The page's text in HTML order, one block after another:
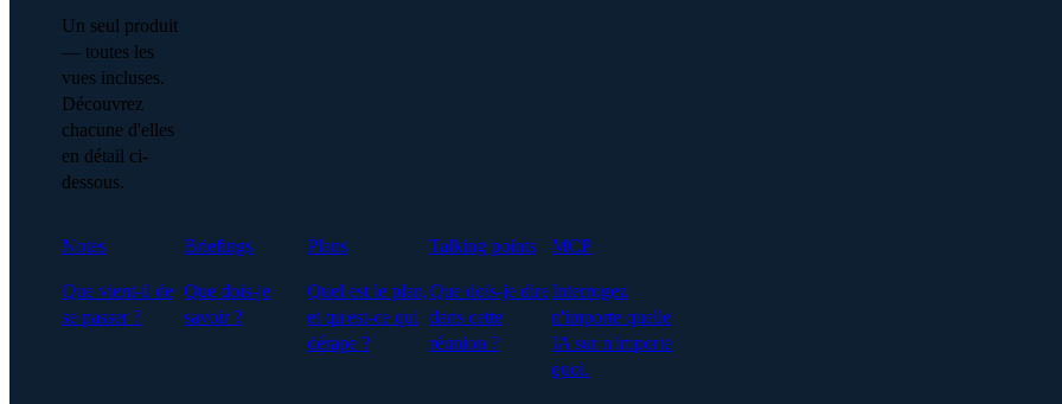
Un seul produit
— toutes les
vues incluses.
Découvrez
chacune d'elles
en détail ci-
dessous.
Notes
Que vient-il de
se passer ?
Briefings
Que dois-je
savoir ?
Plans
Quel est le plan,
et qu'est-ce qui
dérape ?
Talking points
Que dois-je dire
dans cette
réunion ?
MCP
Interrogez
n'importe quelle
IA sur n'importe
quoi.